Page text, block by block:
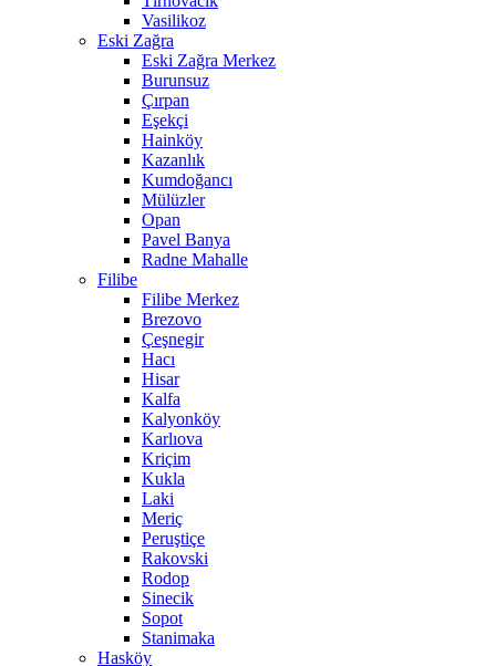
Vasilikoz
Eski Zağra
Eski Zağra Merkez
Burunsuz
Çırpan
Eşekçi
Hainköy
Kazanlık
Kumdoğancı
Mülüzler
Opan
Pavel Banya
Radne Mahalle
Filibe
Filibe Merkez
Brezovo
Çeşnegir
Hacı
Hisar
Kalfa
Kalyonköy
Karlıova
Kriçim
Kukla
Laki
Meriç
Peruştiçe
Rakovski
Rodop
Sinecik
Sopot
Stanimaka
Hasköy